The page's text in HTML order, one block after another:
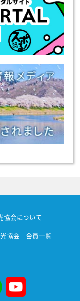
協会について
光協会 会員一覧